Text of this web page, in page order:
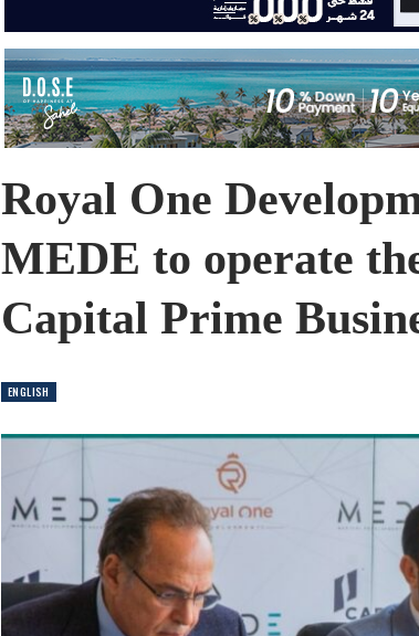
Royal One
MEDE to operate
Capital Prime
ENGLISH